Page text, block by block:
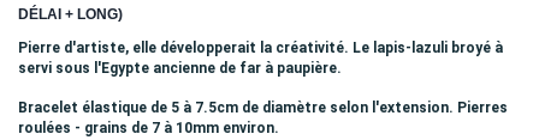
DÉLAI + LONG)
Pierre d'artiste, elle développerait la créativité. Le lapis-lazuli broyé à
servi sous l'Egypte ancienne de far à paupière.
Bracelet élastique de 5 à 7.5cm de diamètre selon l'extension. Pierres
roulées - grains de 7 à 10mm environ.